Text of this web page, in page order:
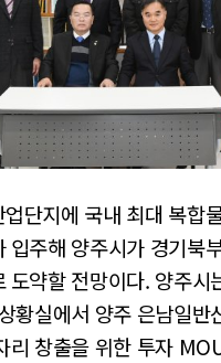
단지에 국내 최대 복합
입주해 양주시가 경기북
도약할 전망이다. 양주시
황실에서 양주 은남일반
리 창출을 위한 투자